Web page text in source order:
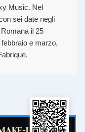
Music. Nel
sei date negli
il 25
e marzo,